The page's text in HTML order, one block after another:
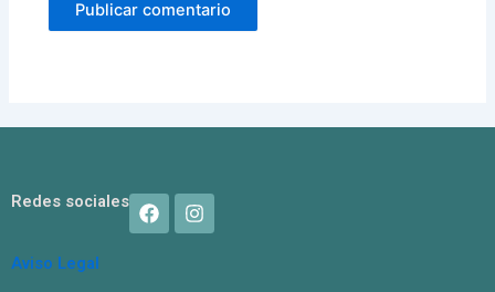
Redes sociales
F
a
I
n
Aviso Legal